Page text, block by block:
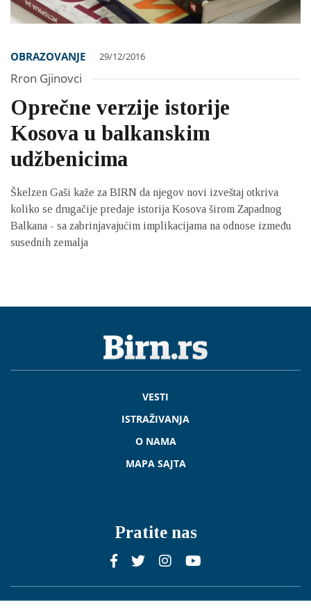
OBRAZOVANJE 29/12/2016
Rron Gjinovci
Oprečne verzije istorije
Kosova u balkanskim
udžbenicima
Škelzen Gaši kaže za BIRN da njegov novi izveštaj otkriva
koliko se drugačije predaje istorija Kosova širom Zapadnog
Balkana - sa zabrinjavajućim implikacijama na odnose između
susednih zemalja
VESTI
ISTRAŽIVANJA
O NAMA
MAPA SAJTA
Pratite nas